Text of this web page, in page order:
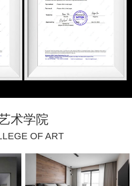
术学院
OF ART